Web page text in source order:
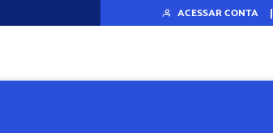
ACESSAR CONTA |